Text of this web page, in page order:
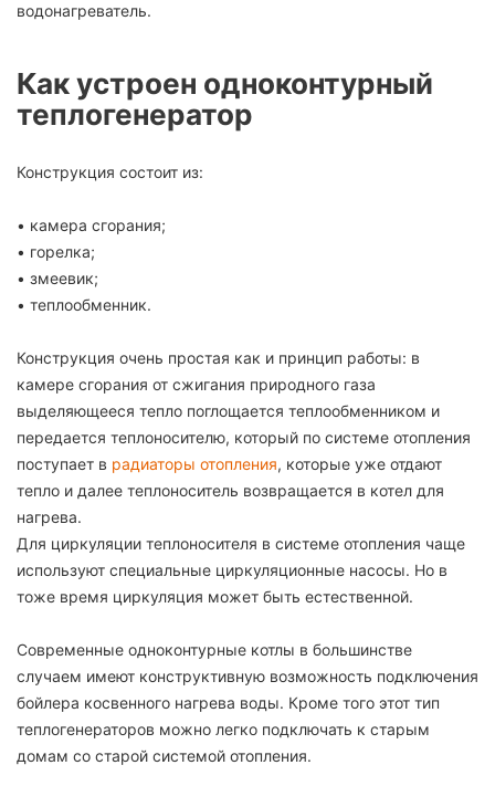
водонагреватель.
Как устроен одноконтурный
теплогенератор
Конструкция состоит из:
• камера сгорания;
• горелка;
• змеевик;
• теплообменник.
Конструкция очень простая как и принцип работы: в
камере сгорания от сжигания природного газа
выделяющееся тепло поглощается теплообменником и
передается теплоносителю, который по системе отопления
поступает в радиаторы отопления, которые уже отдают
тепло и далее теплоноситель возвращается в котел для
нагрева.
Для циркуляции теплоносителя в системе отопления чаще
используют специальные циркуляционные насосы. Но в
тоже время циркуляция может быть естественной.
Современные одноконтурные котлы в большинстве
случаем имеют конструктивную возможность подключения
бойлера косвенного нагрева воды. Кроме того этот тип
теплогенераторов можно легко подключать к старым
домам со старой системой отопления.